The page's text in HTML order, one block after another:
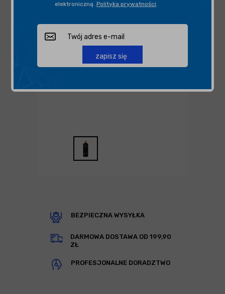
BEZPIECZNA WYSYŁKA
DARMOWA DOSTAWA OD 199,90
ZŁ
PROFESJONALNE DORADZTWO
elektroniczną. Polityka prywatności.
zapisz się